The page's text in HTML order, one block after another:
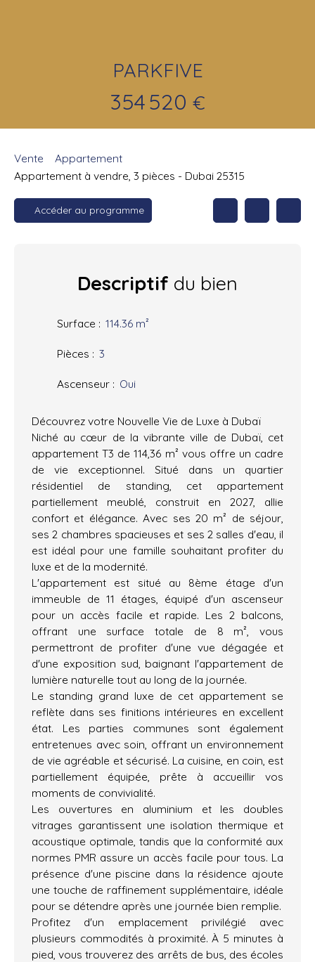
PARKFIVE
354 520 €
Vente
Appartement
Appartement à vendre, 3 pièces - Dubai 25315
Accéder au programme
Descriptif du bien
Surface : 114.36 m²
Pièces : 3
Ascenseur : Oui
Découvrez votre Nouvelle Vie de Luxe à Dubaï
Niché au cœur de la vibrante ville de Dubaï, cet
appartement T3 de 114,36 m² vous offre un cadre
de vie exceptionnel. Situé dans un quartier
résidentiel de standing, cet appartement
partiellement meublé, construit en 2027, allie
confort et élégance. Avec ses 20 m² de séjour,
ses 2 chambres spacieuses et ses 2 salles d'eau, il
est idéal pour une famille souhaitant profiter du
luxe et de la modernité.
L'appartement est situé au 8ème étage d'un
immeuble de 11 étages, équipé d'un ascenseur
pour un accès facile et rapide. Les 2 balcons,
offrant une surface totale de 8 m², vous
permettront de profiter d'une vue dégagée et
d'une exposition sud, baignant l'appartement de
lumière naturelle tout au long de la journée.
Le standing grand luxe de cet appartement se
reflète dans ses finitions intérieures en excellent
état. Les parties communes sont également
entretenues avec soin, offrant un environnement
de vie agréable et sécurisé. La cuisine, en coin, est
partiellement équipée, prête à accueillir vos
moments de convivialité.
Les ouvertures en aluminium et les doubles
vitrages garantissent une isolation thermique et
acoustique optimale, tandis que la conformité aux
normes PMR assure un accès facile pour tous. La
présence d'une piscine dans la résidence ajoute
une touche de raffinement supplémentaire, idéale
pour se détendre après une journée bien remplie.
Profitez d'un emplacement privilégié avec
plusieurs commodités à proximité. À 5 minutes à
pied, vous trouverez des arrêts de bus, des écoles